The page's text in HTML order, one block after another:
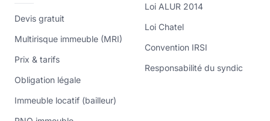
Devis gratuit
Multirisque immeuble (MRI)
Prix & tarifs
Obligation légale
Immeuble locatif (bailleur)
Loi ALUR 2014
Loi Chatel
Convention IRSI
Responsabilité du syndic